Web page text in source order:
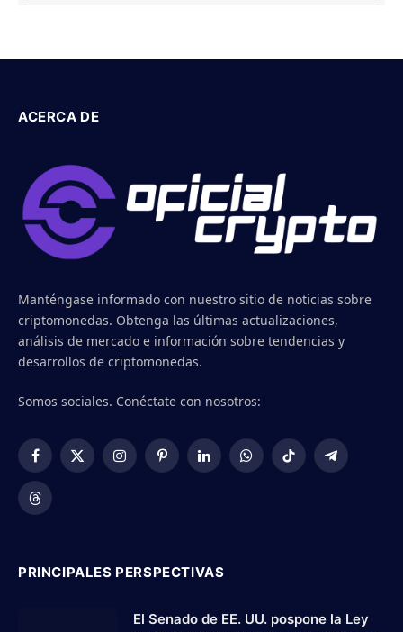
ACERCA DE
Manténgase informado con nuestro sitio de noticias sobre
criptomonedas. Obtenga las últimas actualizaciones,
análisis de mercado e información sobre tendencias y
desarrollos de criptomonedas.
Somos sociales. Conéctate con nosotros:
Facebook
X
InstagramPinterestLinkedInWhatsAppTikTok Telegram
Threads
PRINCIPALES PERSPECTIVAS
El Senado de EE. UU. pospone la Ley